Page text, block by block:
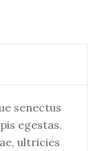
senectus
egestas.
ultricies